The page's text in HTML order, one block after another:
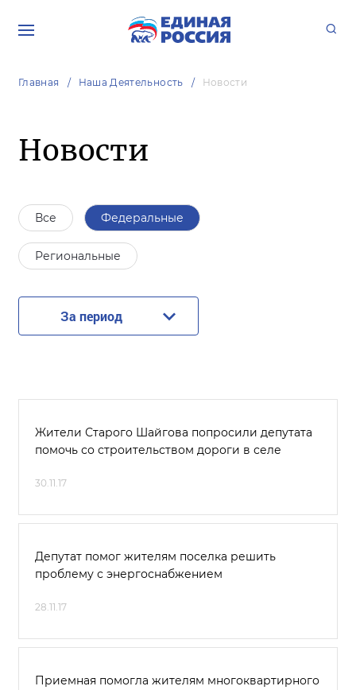
Главная Наша Деятельность Новости
Новости
Все Федеральные
Региональные
За период
Жители Старого Шайгова попросили депутата
помочь со строительством дороги в селе
30.11.17
Депутат помог жителям поселка решить
проблему с энергоснабжением
28.11.17
Приемная помогла жителям многоквартирного